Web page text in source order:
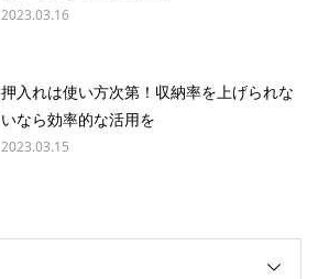
2023.03.16
押入れは使い方次第！収納率を上げられな
いなら効率的な活用を
2023.03.15